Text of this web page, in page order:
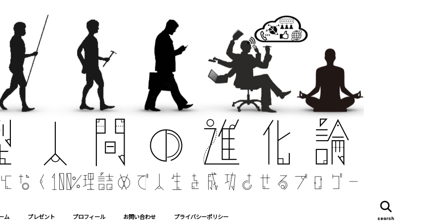
search
ム プレゼント プロフィール お問い合わせ プライバシーポリシー